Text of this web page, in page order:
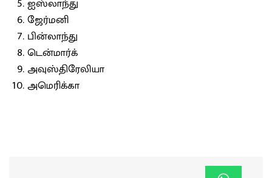
ஐஸ்லாந்து
ஜேர்மனி
பின்லாந்து
டென்மார்க்
அவுஸ்திரேலியா
அமெரிக்கா